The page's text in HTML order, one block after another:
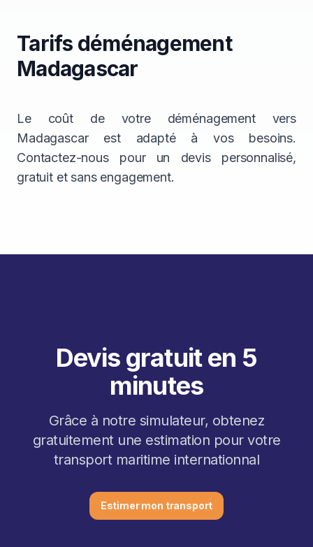
Tarifs déménagement
Madagascar
Le coût de votre déménagement vers
Madagascar est adapté à vos besoins.
Contactez-nous pour un devis personnalisé,
gratuit et sans engagement.
Devis gratuit en 5
minutes
Grâce à notre simulateur, obtenez
gratuitement une estimation pour votre
transport maritime internationnal
Estimer mon transport